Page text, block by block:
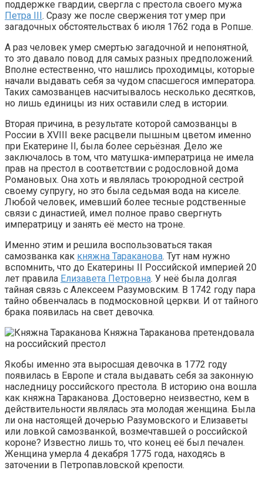
поддержке гвардии, свергла с престола своего мужа
Петра III. Сразу же после свержения тот умер при
загадочных обстоятельствах 6 июля 1762 года в Ропше.
А раз человек умер смертью загадочной и непонятной,
то это давало повод для самых разных предположений.
Вполне естественно, что нашлись проходимцы, которые
начали выдавать себя за чудом спасшегося императора.
Таких самозванцев насчитывалось несколько десятков,
но лишь единицы из них оставили след в истории.
Вторая причина, в результате которой самозванцы в
России в XVIII веке расцвели пышным цветом именно
при Екатерине II, была более серьёзная. Дело же
заключалось в том, что матушка-императрица не имела
прав на престол в соответствии с родословной дома
Романовых. Она хоть и являлась троюродной сестрой
своему супругу, но это была седьмая вода на киселе.
Любой человек, имевший более тесные родственные
связи с династией, имел полное право свергнуть
императрицу и занять её место на троне.
Именно этим и решила воспользоваться такая
самозванка как княжна Тараканова. Тут нам нужно
вспомнить, что до Екатерины II Российской империей 20
лет правила Елизавета Петровна. У неё была долгая
тайная связь с Алексеем Разумовским. В 1742 году пара
тайно обвенчалась в подмосковной церкви. И от тайного
брака появилась на свет девочка.
Княжна Тараканова претендовала
на российский престол
Якобы именно эта выросшая девочка в 1772 году
появилась в Европе и стала выдавать себя за законную
наследницу российского престола. В историю она вошла
как княжна Тараканова. Достоверно неизвестно, кем в
действительности являлась эта молодая женщина. Была
ли она настоящей дочерью Разумовского и Елизаветы
или ловкой самозванкой, возмечтавшей о российской
короне? Известно лишь то, что конец её был печален.
Женщина умерла 4 декабря 1775 года, находясь в
заточении в Петропавловской крепости.